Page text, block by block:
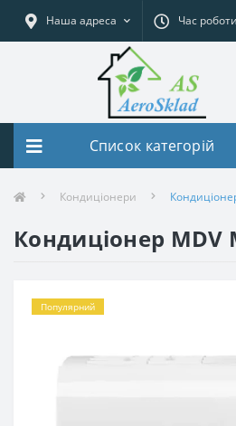
Наша адреса Час роботи
Список категорій
Кондиціонери
Кондиціонер MDV
Популярний